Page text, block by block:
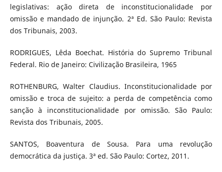
legislativas: ação direta de inconstitucionalidade por
omissão e mandado de injunção. 2ª Ed. São Paulo: Revista
dos Tribunais, 2003.
RODRIGUES, Lêda Boechat. História do Supremo Tribunal
Federal. Rio de Janeiro: Civilização Brasileira, 1965
ROTHENBURG, Walter Claudius. Inconstitucionalidade por
omissão e troca de sujeito: a perda de competência como
sanção à inconstitucionalidade por omissão. São Paulo:
Revista dos Tribunais, 2005.
SANTOS, Boaventura de Sousa. Para uma revolução
democrática da justiça. 3ª ed. São Paulo: Cortez, 2011.